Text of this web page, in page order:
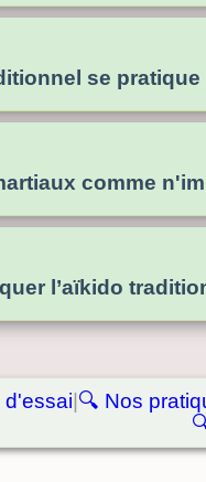
se
comme
l’aïkido
d'essai|🔍 Nos